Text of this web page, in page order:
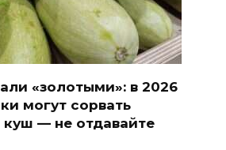
«золотыми»: в 2026
могут сорвать
— не отдавайте